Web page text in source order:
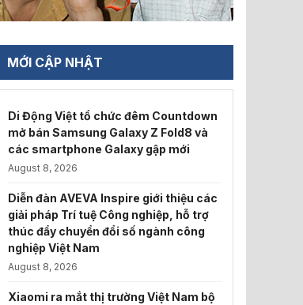
MỚI CẬP NHẬT
Di Động Việt tổ chức đêm Countdown
mở bán Samsung Galaxy Z Fold8 và
các smartphone Galaxy gập mới
August 8, 2026
Diễn đàn AVEVA Inspire giới thiệu các
giải pháp Trí tuệ Công nghiệp, hỗ trợ
thúc đẩy chuyển đổi số ngành công
nghiệp Việt Nam
August 8, 2026
Xiaomi ra mắt thị trường Việt Nam bộ